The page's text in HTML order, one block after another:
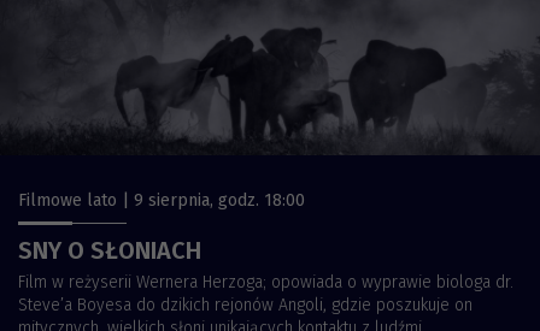
Filmowe lato | 9 sierpnia, godz. 18:00
SNY O SŁONIACH
Film w reżyserii Wernera Herzoga; opowiada o wyprawie biologa dr.
Steve’a Boyesa do dzikich rejonów Angoli, gdzie poszukuje on